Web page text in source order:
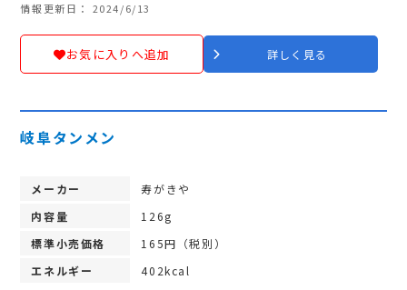
情報更新日： 2024/6/13
お気に入りへ追加 詳しく見る
岐阜タンメン
メーカー
寿がきや
内容量
126g
標準小売価格
165円（税別）
エネルギー
402kcal